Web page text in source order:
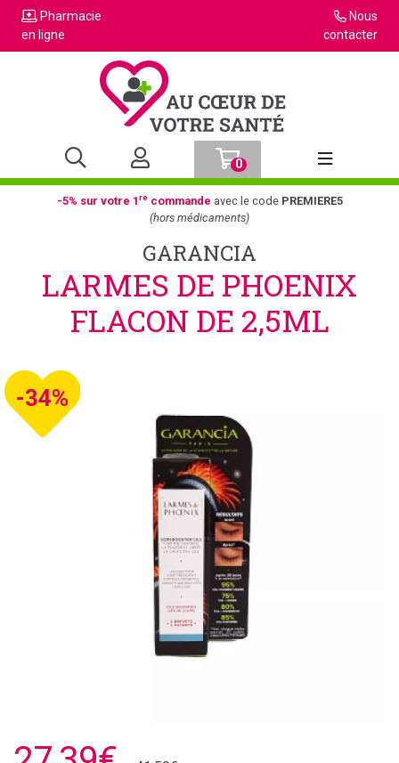
Pharmacie
en ligne
Nous
contacter
0
Afficher la
-5% sur votre 1recommande avec le code PREMIERE5
(hors médicaments)
GARANCIA
LARMES DE PHOENIX
FLACON DE 2,5ML
-34%